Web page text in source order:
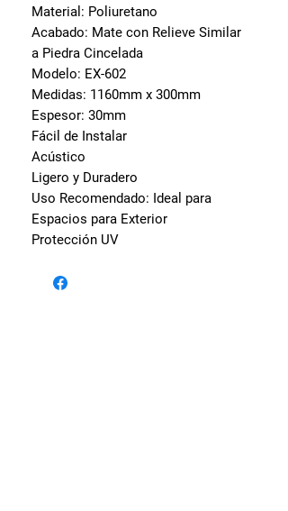
Material: Poliuretano
Acabado: Mate con Relieve Similar
a Piedra Cincelada
Modelo: EX-602
Medidas: 1160mm x 300mm
Espesor: 30mm
Fácil de Instalar
Acústico
Ligero y Duradero
Uso Recomendado: Ideal para
Espacios para Exterior
Protección UV